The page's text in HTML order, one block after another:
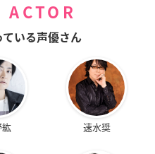
ACTOR
いる声優さん
速水奨